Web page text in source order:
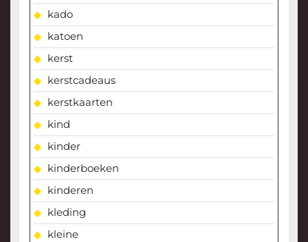
kado
katoen
kerst
kerstcadeaus
kerstkaarten
kind
kinder
kinderboeken
kinderen
kleding
kleine